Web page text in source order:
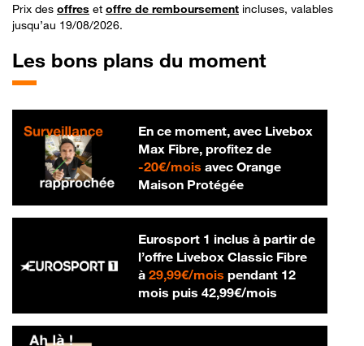
Prix des offres et offre de remboursement incluses, valables
jusqu’au 19/08/2026.
Les bons plans du moment
En ce moment, avec Livebox
Max Fibre, profitez de
-20€/mois20 € par mois
avec Orange
Maison Protégée
Eurosport 1 inclus à partir de
l’offre Livebox Classic Fibre
à 29,99€/mois29,99 € par mois
pendant 12
mois puis 42,99€/mois42,99 € par